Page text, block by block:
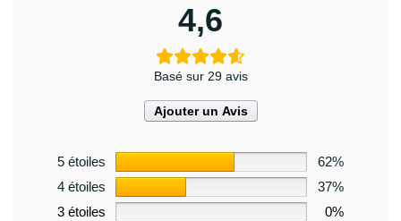
4,6
Basé sur 29 avis
Ajouter un Avis
5 étoiles
62%
4 étoiles
37%
3 étoiles
0%